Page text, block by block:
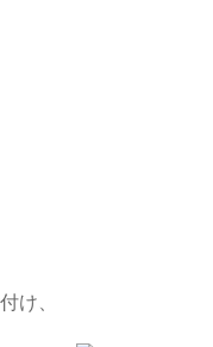
け、